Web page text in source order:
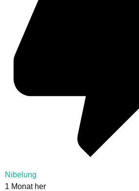
Nibelung
1 Monat her